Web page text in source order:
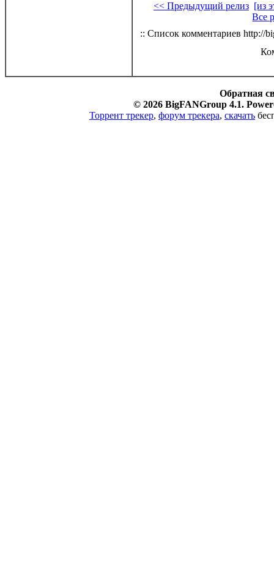
<< Предыдущий релиз [из
Все
:: Список комментариев http://
Обратная
© 2026 BigFANGroup 4.1.
Торрент трекер, форум трекера, скачать